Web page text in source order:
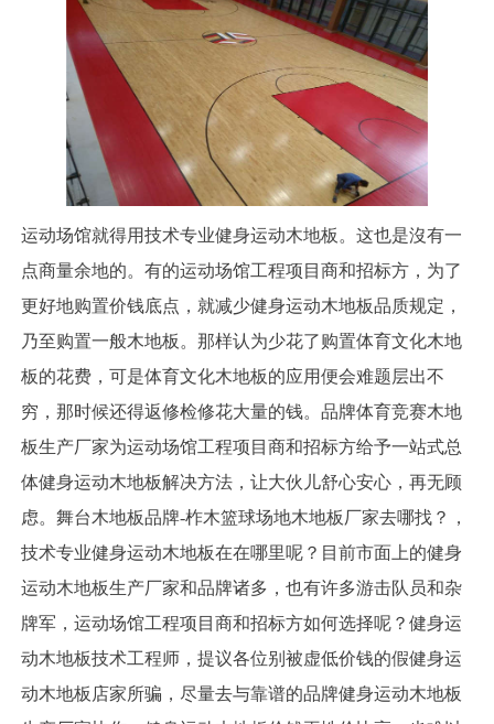
运动场馆就得用技术专业健身运动木地板。这也是沒有一
点商量余地的。有的运动场馆工程项目商和招标方，为了
更好地购置价钱底点，就减少健身运动木地板品质规定，
乃至购置一般木地板。那样认为少花了购置体育文化木地
板的花费，可是体育文化木地板的应用便会难题层出不
穷，那时候还得返修检修花大量的钱。品牌体育竞赛木地
板生产厂家为运动场馆工程项目商和招标方给予一站式总
体健身运动木地板解决方法，让大伙儿舒心安心，再无顾
虑。舞台木地板品牌-柞木篮球场地木地板厂家去哪找？，
技术专业健身运动木地板在在哪里呢？目前市面上的健身
运动木地板生产厂家和品牌诸多，也有许多游击队员和杂
牌军，运动场馆工程项目商和招标方如何选择呢？健身运
动木地板技术工程师，提议各位别被虚低价钱的假健身运
动木地板店家所骗，尽量去与靠谱的品牌健身运动木地板